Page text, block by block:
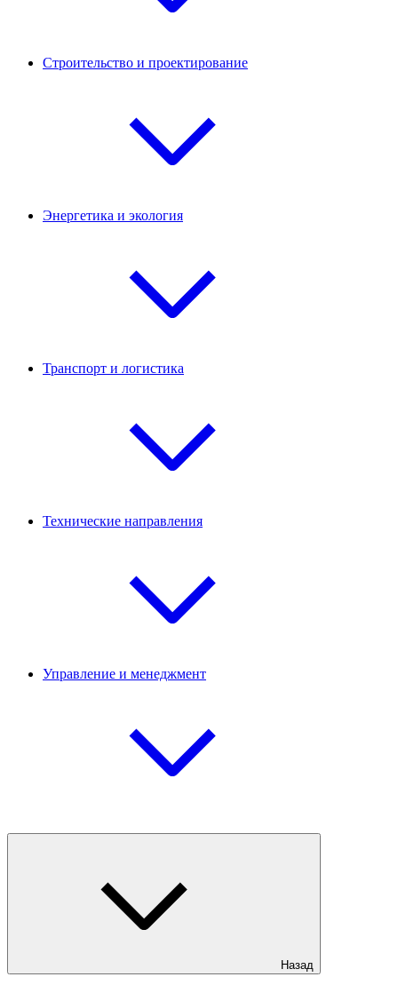
Строительство и проектирование
Энергетика и экология
Транспорт и логистика
Технические направления
Управление и менеджмент
Назад